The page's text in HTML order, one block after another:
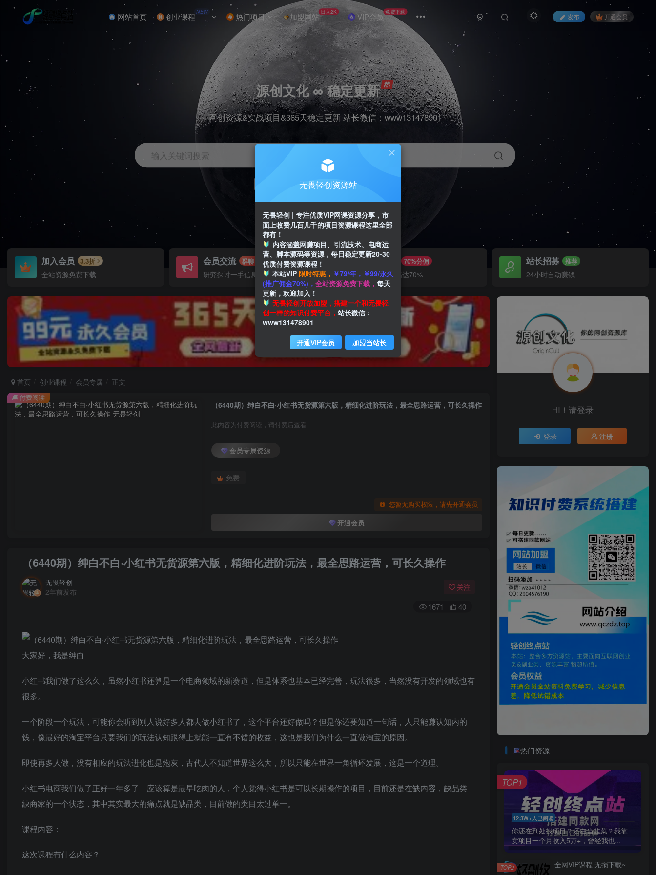
网站首页 创业课程 NEW 热门项目 加盟网站 日入2K VIP会员 免费下载
发布 开通会员
源创文化 ∞ 稳定更新
网创资源&实战项目&365天稳定更新 站长微信：www131478901
输入关键词搜索
引流 剪辑 短视频
加入会员 3.3折
全站资源免费下载
会员交流 群聊
研究探讨一手信息差
推广赚钱 70%分佣
推广返佣高达70%
站长招募 推荐
24小时自动赚钱
首页 创业课程 会员专属 正文
（6440期）绅白不白·小红书无货源第六版，精细化进阶玩法，最全思路运营，可长久操作
此内容为付费阅读，请付费后查看
会员专属资源
免费
您暂无购买权限，请先开通会员
开通会员
付费阅读
（6440期）绅白不白·小红书无货源第六版，精细化进阶玩法，最全思路运营，可长久操作
无畏轻创
2年前发布
关注
1671 40
大家好，我是绅白
小红书我们做了这么久，虽然小红书还算是一个电商领域的新赛道，但是体系也基本已经完善，玩法很多，当然没有开发的领域也有
很多。
一个阶段一个玩法，可能你会听到别人说好多人都去做小红书了，这个平台还好做吗？但是你还要知道一句话，人只能赚认知内的
钱，像最好的淘宝平台只要我们的玩法认知跟得上就能一直有不错的收益，这也是我们为什么一直做淘宝的原因。
即使再多人做，没有相应的玩法进化也是炮灰，古代人不知道世界这么大，所以只能在世界一角循环发展，这是一个道理。
小红书电商我们做了正好一年多了，应该算是最早吃肉的人，个人觉得小红书是可以长期操作的项目，目前还是在缺内容，缺品类，
缺商家的一个状态，其中其实最大的痛点就是缺品类，目前做的类目太过单一。
课程内容：
这次课程有什么内容？
HI！请登录
登录 注册
热门资源
12.3W+人已阅读
你还在到处找项目？还在当韭菜？我靠
卖项目一个月收入5万+，曾经我也...
TOP1
全网VIP课程 无损下载~
TOP2
无畏轻创资源站
无畏轻创 | 专注优质VIP网课资源分享，市
面上收费几百几千的项目资源课程这里全部
都有！
内容涵盖网赚项目、引流技术、电商运
营、脚本源码等资源，每日稳定更新20-30
优质付费资源课程！
本站VIP 限时特惠， ￥79/年，￥99/永久
(推广佣金70%)， 全站资源免费下载， 每天
更新，欢迎加入！
无畏轻创开放加盟，搭建一个和无畏轻
创一样的知识付费平台， 站长微信：
www131478901
开通VIP会员 加盟当站长